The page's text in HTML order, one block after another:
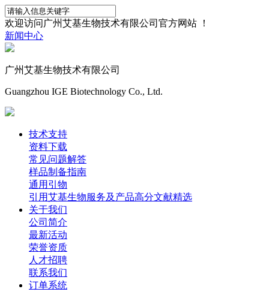
欢迎访问广州艾基生物技术有限公司官方网站 ！
新闻中心
广州艾基生物技术有限公司
Guangzhou IGE Biotechnology Co., Ltd.
技术支持
资料下载
常见问题解答
样品制备指南
通用引物
引用艾基生物服务及产品高分文献精选
关于我们
公司简介
最新活动
荣誉资质
人才招聘
联系我们
订单系统